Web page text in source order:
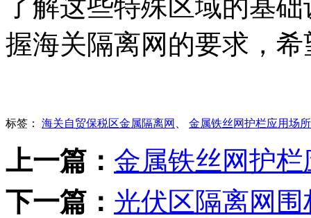
了解这些特殊区域的基
握海关隔离网的要求，
标签： 海关自贸保税区金属隔离网 金属铁丝网护栏应用场所
上一篇： 金属铁丝网护
下一篇： 光伏区隔离网围